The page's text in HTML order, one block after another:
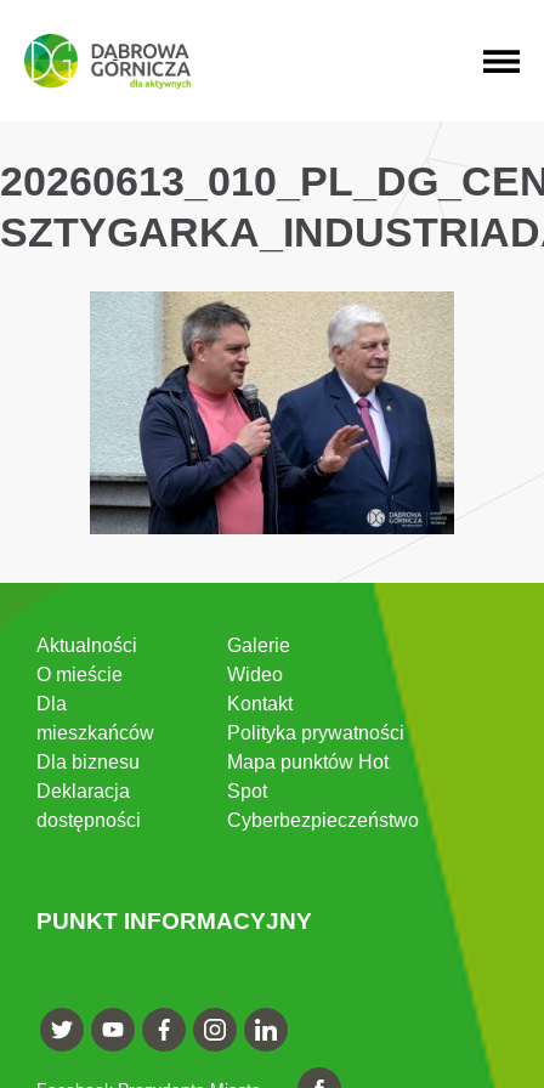
PRZEJDŹ DO MENU GŁÓWNEGO
PRZEJDŹ DO WYSZUKIWARKI
PRZEJDŹ DO TREŚCI
Aktualności
O mieście
Dla
mieszkańców
Dla biznesu
Deklaracja
dostępności
Galerie
Wideo
Kontakt
Polityka prywatności
Mapa punktów Hot
Spot
Cyberbezpieczeństwo
PUNKT INFORMACYJNY